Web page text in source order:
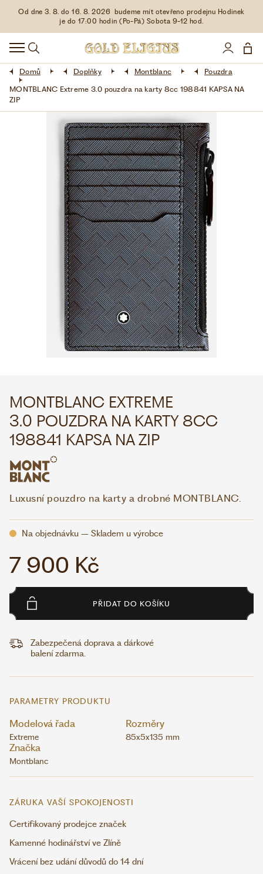
Od dne 3. 8. do 16. 8. 2026 budeme mít otevřeno prodejnu Hodinek
je do 17:00 hodin (Po-Pá) Sobota 9-12 hod.
HODINKY
DOPLŇKY
ŠPERKY
AKCE
LIMITOVANÉ EDICE
VŠE O NÁKUPU
WHATSAPP VIBER
VOLEJTE 9:00–18:00+420 775 138 346
EUR
Domů Doplňky Montblanc
Pouzdra
MONTBLANC Extreme 3.0 pouzdra na karty 8cc 198841 KAPSA NA
ZIP
MONTBLANC EXTREME
3.0 POUZDRA NA KARTY 8CC
198841 KAPSA NA ZIP
Luxusní pouzdro na karty a drobné MONTBLANC.
Na objednávku – Skladem u výrobce
7 900 Kč
PŘIDAT DO KOŠÍKU
Zabezpečená doprava a dárkové
balení zdarma.
PARAMETRY PRODUKTU
Modelová řada
Extreme
Rozměry
85x5x135 mm
Značka
Montblanc
ZÁRUKA VAŠÍ SPOKOJENOSTI
Certifikovaný prodejce značek
Kamenné hodinářství ve Zlíně
Vrácení bez udání důvodů do 14 dní